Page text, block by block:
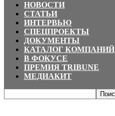
НОВОСТИ
СТАТЬИ
ИНТЕРВЬЮ
СПЕЦПРОЕКТЫ
ДОКУМЕНТЫ
КАТАЛОГ КОМПАНИЙ
В ФОКУСЕ
ПРЕМИЯ TRIBUNE
МЕДИАКИТ